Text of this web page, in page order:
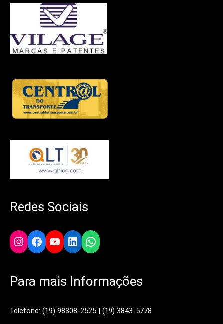
Redes Sociais
Instagram
Facebook
YouTube
LinkedIn
WhatsApp
Para mais Informações
Telefone: (19) 98308-2525 | (19) 3843-5778